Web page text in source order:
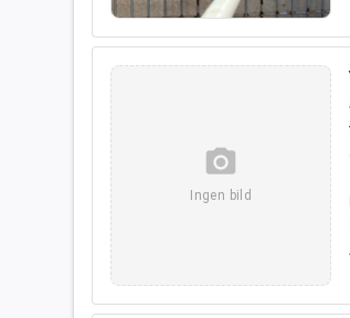
camera_alt
Ingen bild